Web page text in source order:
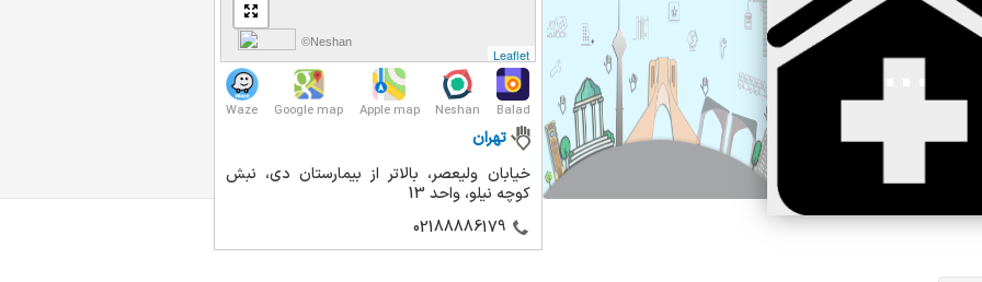
Leaflet
©Neshan
Balad
Neshan
Apple map
Google map
Waze
تهران
خیابان ولیعصر، بالاتر از بیمارستان دی، نبش
کوچه نیلو، واحد 13
02188886179